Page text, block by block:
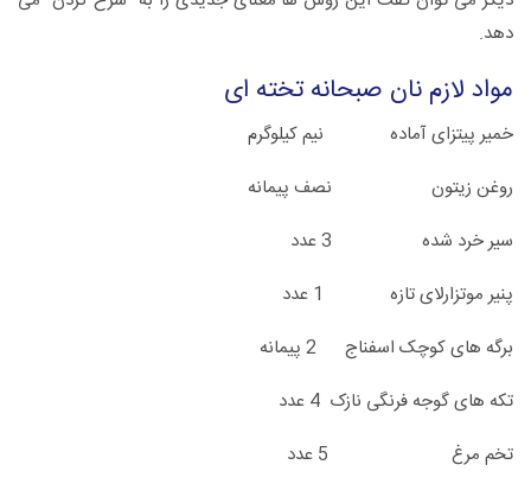
دهد.
مواد لازم نان صبحانه تخته ای
خمیر پیتزای آماده نیم کیلوگرم
روغن زیتون نصف پیمانه
سیر خرد شده 3 عدد
پنیر موتزارلای تازه 1 عدد
برگه های کوچک اسفناج 2 پیمانه
تکه های گوجه فرنگی نازک 4 عدد
تخم مرغ 5 عدد